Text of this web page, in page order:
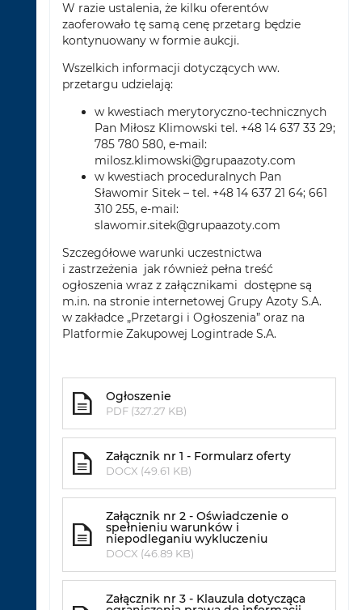
W razie ustalenia, że kilku oferentów
zaoferowało tę samą cenę przetarg będzie
kontynuowany w formie aukcji.
Wszelkich informacji dotyczących ww.
przetargu udzielają:
w kwestiach merytoryczno-technicznych
Pan Miłosz Klimowski tel. +48 14 637 33 29;
785 780 580, e-mail:
milosz.klimowski@grupaazoty.com
w kwestiach proceduralnych Pan
Sławomir Sitek – tel. +48 14 637 21 64; 661
310 255, e-mail:
slawomir.sitek@grupaazoty.com
Szczegółowe warunki uczestnictwa
i zastrzeżenia jak również pełna treść
ogłoszenia wraz z załącznikami dostępne są
m.in. na stronie internetowej Grupy Azoty S.A.
w zakładce „Przetargi i Ogłoszenia” oraz na
Platformie Zakupowej Logintrade S.A.
Ogłoszenie
PDF (327.27 KB)
Załącznik nr 1 - Formularz oferty
DOCX (49.61 KB)
Załącznik nr 2 - Oświadczenie o
spełnieniu warunków i
niepodleganiu wykluczeniu
DOCX (46.89 KB)
Załącznik nr 3 - Klauzula dotycząca